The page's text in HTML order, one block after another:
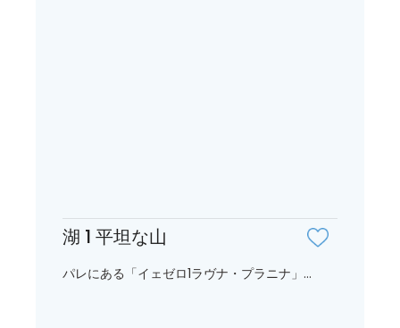
湖 1 平坦な山
パレにある「イェゼロ1ラヴナ・プラニナ」...